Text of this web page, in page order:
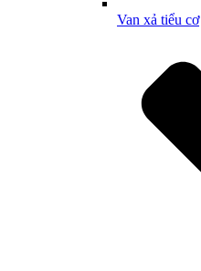
Van xả tiểu cơ